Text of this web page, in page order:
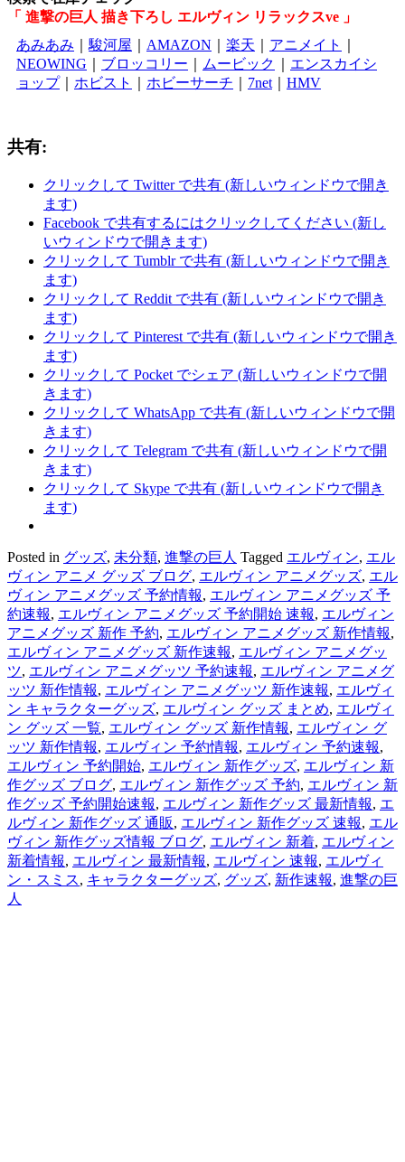
「 進撃の巨人 描き下ろし エルヴィン リラックスve 」
あみあみ
駿河屋 AMAZON 楽天 アニメイト
NEOWING
ブロッコリー ムービック
エンスカイシ
ョップ｜ ホビスト ホビーサーチ 7net HMV
共有:
クリックして Twitter で共有 (新しいウィンドウで開き
ます)
Facebook で共有するにはクリックしてください (新し
いウィンドウで開きます)
クリックして Tumblr で共有 (新しいウィンドウで開き
ます)
クリックして Reddit で共有 (新しいウィンドウで開き
ます)
クリックして Pinterest で共有 (新しいウィンドウで開き
ます)
クリックして Pocket でシェア (新しいウィンドウで開
きます)
クリックして WhatsApp で共有 (新しいウィンドウで開
きます)
クリックして Telegram で共有 (新しいウィンドウで開
きます)
クリックして Skype で共有 (新しいウィンドウで開き
ます)
Posted in グッズ, 未分類, 進撃の巨人 Tagged エルヴィン, エル
ヴィン アニメ グッズ ブログ, エルヴィン アニメグッズ, エル
ヴィン アニメグッズ 予約情報, エルヴィン アニメグッズ 予
約速報, エルヴィン アニメグッズ 予約開始 速報, エルヴィン
アニメグッズ 新作 予約, エルヴィン アニメグッズ 新作情報,
エルヴィン アニメグッズ 新作速報, エルヴィン アニメグッ
ツ, エルヴィン アニメグッツ 予約速報, エルヴィン アニメグ
ッツ 新作情報, エルヴィン アニメグッツ 新作速報, エルヴィ
ン キャラクターグッズ, エルヴィン グッズ まとめ, エルヴィ
ン グッズ 一覧, エルヴィン グッズ 新作情報, エルヴィン グ
ッツ 新作情報, エルヴィン 予約情報, エルヴィン 予約速報,
エルヴィン 予約開始, エルヴィン 新作グッズ, エルヴィン 新
作グッズ ブログ, エルヴィン 新作グッズ 予約, エルヴィン 新
作グッズ 予約開始速報, エルヴィン 新作グッズ 最新情報, エ
ルヴィン 新作グッズ 通販, エルヴィン 新作グッズ 速報, エル
ヴィン 新作グッズ情報 ブログ, エルヴィン 新着, エルヴィン
新着情報, エルヴィン 最新情報, エルヴィン 速報, エルヴィ
ン・スミス, キャラクターグッズ, グッズ, 新作速報, 進撃の巨
人